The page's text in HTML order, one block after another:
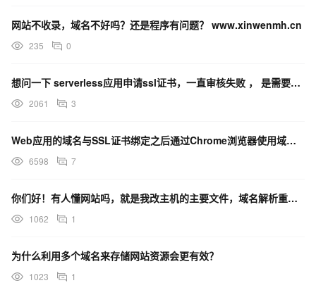
网站不收录，域名不好吗？还是程序有问题？ www.xinwenmh.cn
235 0
想问一下 serverless应用申请ssl证书，一直审核失败 ， 是需要自己购买域名绑定吗？ 如果
2061 3
Web应用的域名与SSL证书绑定之后通过Chrome浏览器使用域名访问网站失败
6598 7
你们好！有人懂网站吗，就是我改主机的主要文件，域名解析重新生效需要多久[思考]
1062 1
为什么利用多个域名来存储网站资源会更有效？
1023 1